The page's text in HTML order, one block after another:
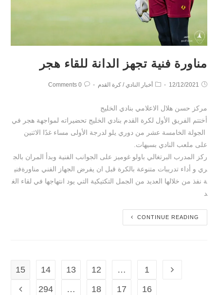
مناورة فنية تجهز الدانة للقاء هجر
12/12/2021 أخبار النادي / كرة القدم 0 Comments
مركز حسن هلال الاعلامي بنادي الخليج
أختتم الفريق الأول لكرة القدم بنادي الخليج تحضيراته لمواجهة هجر في
الجولة الخامسة عشر من دوري يلو لدرجة الأولى مساء غدًا الاثنين
على ملعب النادي بسيهات.
ركز المدرب البرتغالي باولو غوميز على الجوانب الفنية وبدأ المران بالج
ري و أداء تدريبات متنوعة بالكرة قبل ان يفرض الجهاز الفني مناورةفني
ة نفذ من خلالها العديد من الجمل التكتيكية التي يود انتهاجها في لقاء الغ
د
CONTINUE READING
1
…
12
13
14
15
16
17
18
…
294